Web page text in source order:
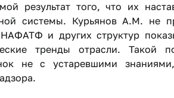
результат того, что их
системы. Курьянов А.М. не
и других структур
тренды отрасли. Такой
не с устаревшими